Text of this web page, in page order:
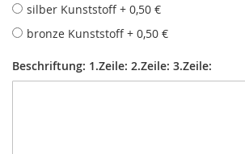
silber Kunststoff + 0,50 €
bronze Kunststoff + 0,50 €
Beschriftung: 1.Zeile: 2.Zeile: 3.Zeile: